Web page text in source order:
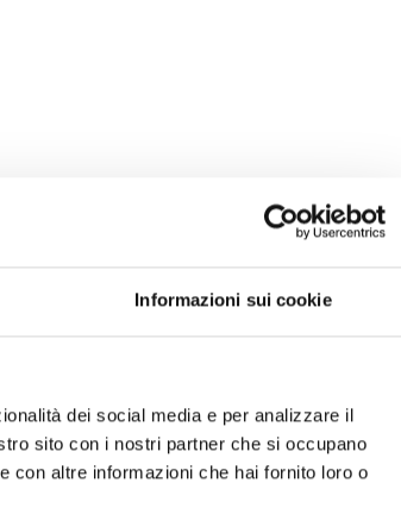
Informazioni sui cookie
dei social media e per analizzare il
sito con i nostri partner che si occupano
con altre informazioni che hai fornito loro o